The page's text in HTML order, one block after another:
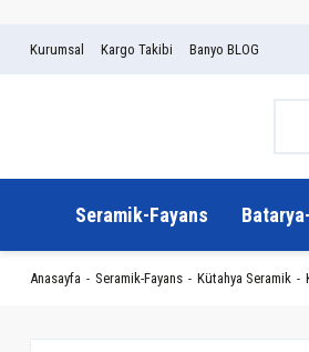
Kurumsal Kargo Takibi Banyo BLOG
Seramik-Fayans
Anasayfa Seramik-Fayans Kütahya Seramik